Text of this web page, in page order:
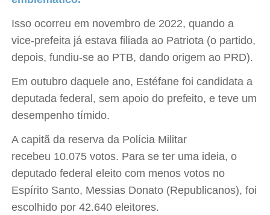
Isso ocorreu em novembro de 2022, quando a
vice-prefeita já estava filiada ao Patriota (o partido,
depois, fundiu-se ao PTB, dando origem ao PRD).
Em outubro daquele ano, Estéfane foi candidata a
deputada federal, sem apoio do prefeito, e teve um
desempenho tímido.
A capitã da reserva da Polícia Militar
recebeu 10.075 votos. Para se ter uma ideia, o
deputado federal eleito com menos votos no
Espírito Santo, Messias Donato (Republicanos), foi
escolhido por 42.640 eleitores.